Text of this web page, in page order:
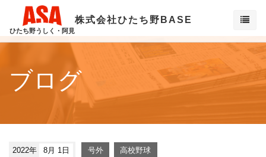
ひたち野うしく・阿見
株式会社ひたち野BASE
ブログ
2022年 8月 1日 号外 高校野球